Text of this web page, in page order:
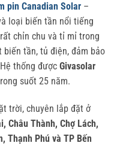
pin Canadian Solar –
loại biến tần nổi tiếng
chỉn chu và tỉ mỉ trong
tần, tủ điện, đảm bảo
thống được Givasolar
suốt 25 năm.
trời, chuyên lắp đặt ở
Châu Thành, Chợ Lách,
Thạnh Phú và TP Bến